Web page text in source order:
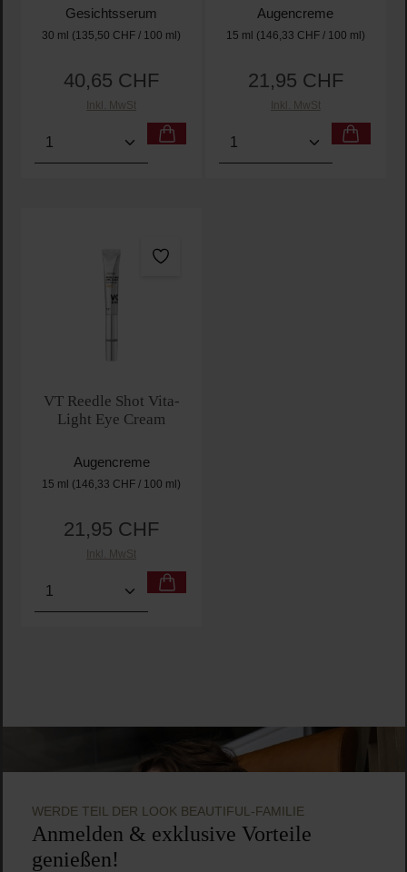
Gesichtsserum
30 ml (135,50 CHF / 100 ml)
Regulärer Preis:
40,65 CHF
Inkl. MwSt
Produkt Anzahl: Gib den gewünschten Wert ein
Augencreme
15 ml (146,33 CHF / 100 ml)
Regulärer Preis:
21,95 CHF
Inkl. MwSt
Produkt Anzahl: Gib
VT Reedle Shot Vita-
Light Eye Cream
Augencreme
15 ml (146,33 CHF / 100 ml)
Regulärer Preis:
21,95 CHF
Inkl. MwSt
Produkt Anzahl: Gib den gewünschten Wert ein
WERDE TEIL DER LOOK BEAUTIFUL-FAMILIE
Anmelden & exklusive Vorteile
genießen!